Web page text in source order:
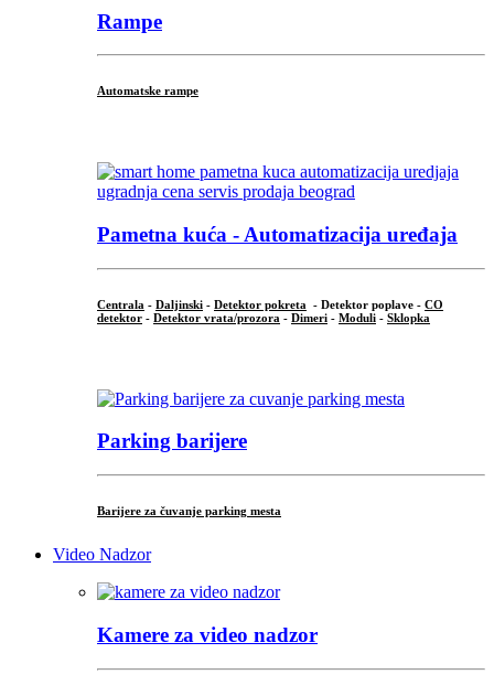
Rampe
Automatske rampe
Pametna kuća - Automatizacija uređaja
Centrala - Daljinski - Detektor pokreta - Detektor poplave - CO
detektor - Detektor vrata/prozora - Dimeri - Moduli - Sklopka
Parking barijere
Barijere za čuvanje parking mesta
Video Nadzor
Kamere za video nadzor